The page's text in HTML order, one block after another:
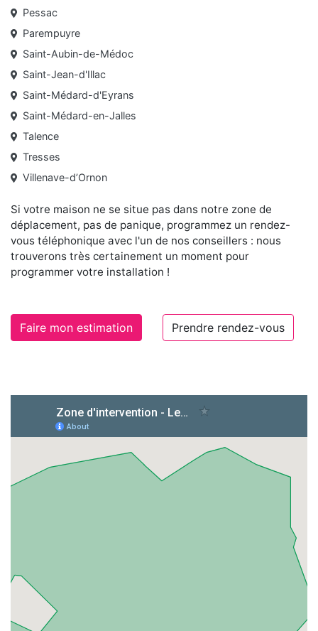
Pessac
Parempuyre
Saint-Aubin-de-Médoc
Saint-Jean-d'Illac
Saint-Médard-d'Eyrans
Saint-Médard-en-Jalles
Talence
Tresses
Villenave-d’Ornon
Si votre maison ne se situe pas dans notre zone de
déplacement, pas de panique, programmez un rendez-
vous téléphonique avec l'un de nos conseillers : nous
trouverons très certainement un moment pour
programmer votre installation !
Faire mon estimation Prendre rendez-vous